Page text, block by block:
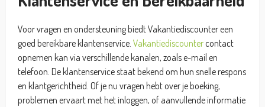
Voor vragen en ondersteuning biedt Vakantiediscounter een
goed bereikbare klantenservice. Vakantiediscounter contact
opnemen kan via verschillende kanalen, zoals e-mail en
telefoon. De klantenservice staat bekend om hun snelle respons
en klantgerichtheid. Of je nu vragen hebt over je boeking,
problemen ervaart met het inloggen, of aanvullende informatie